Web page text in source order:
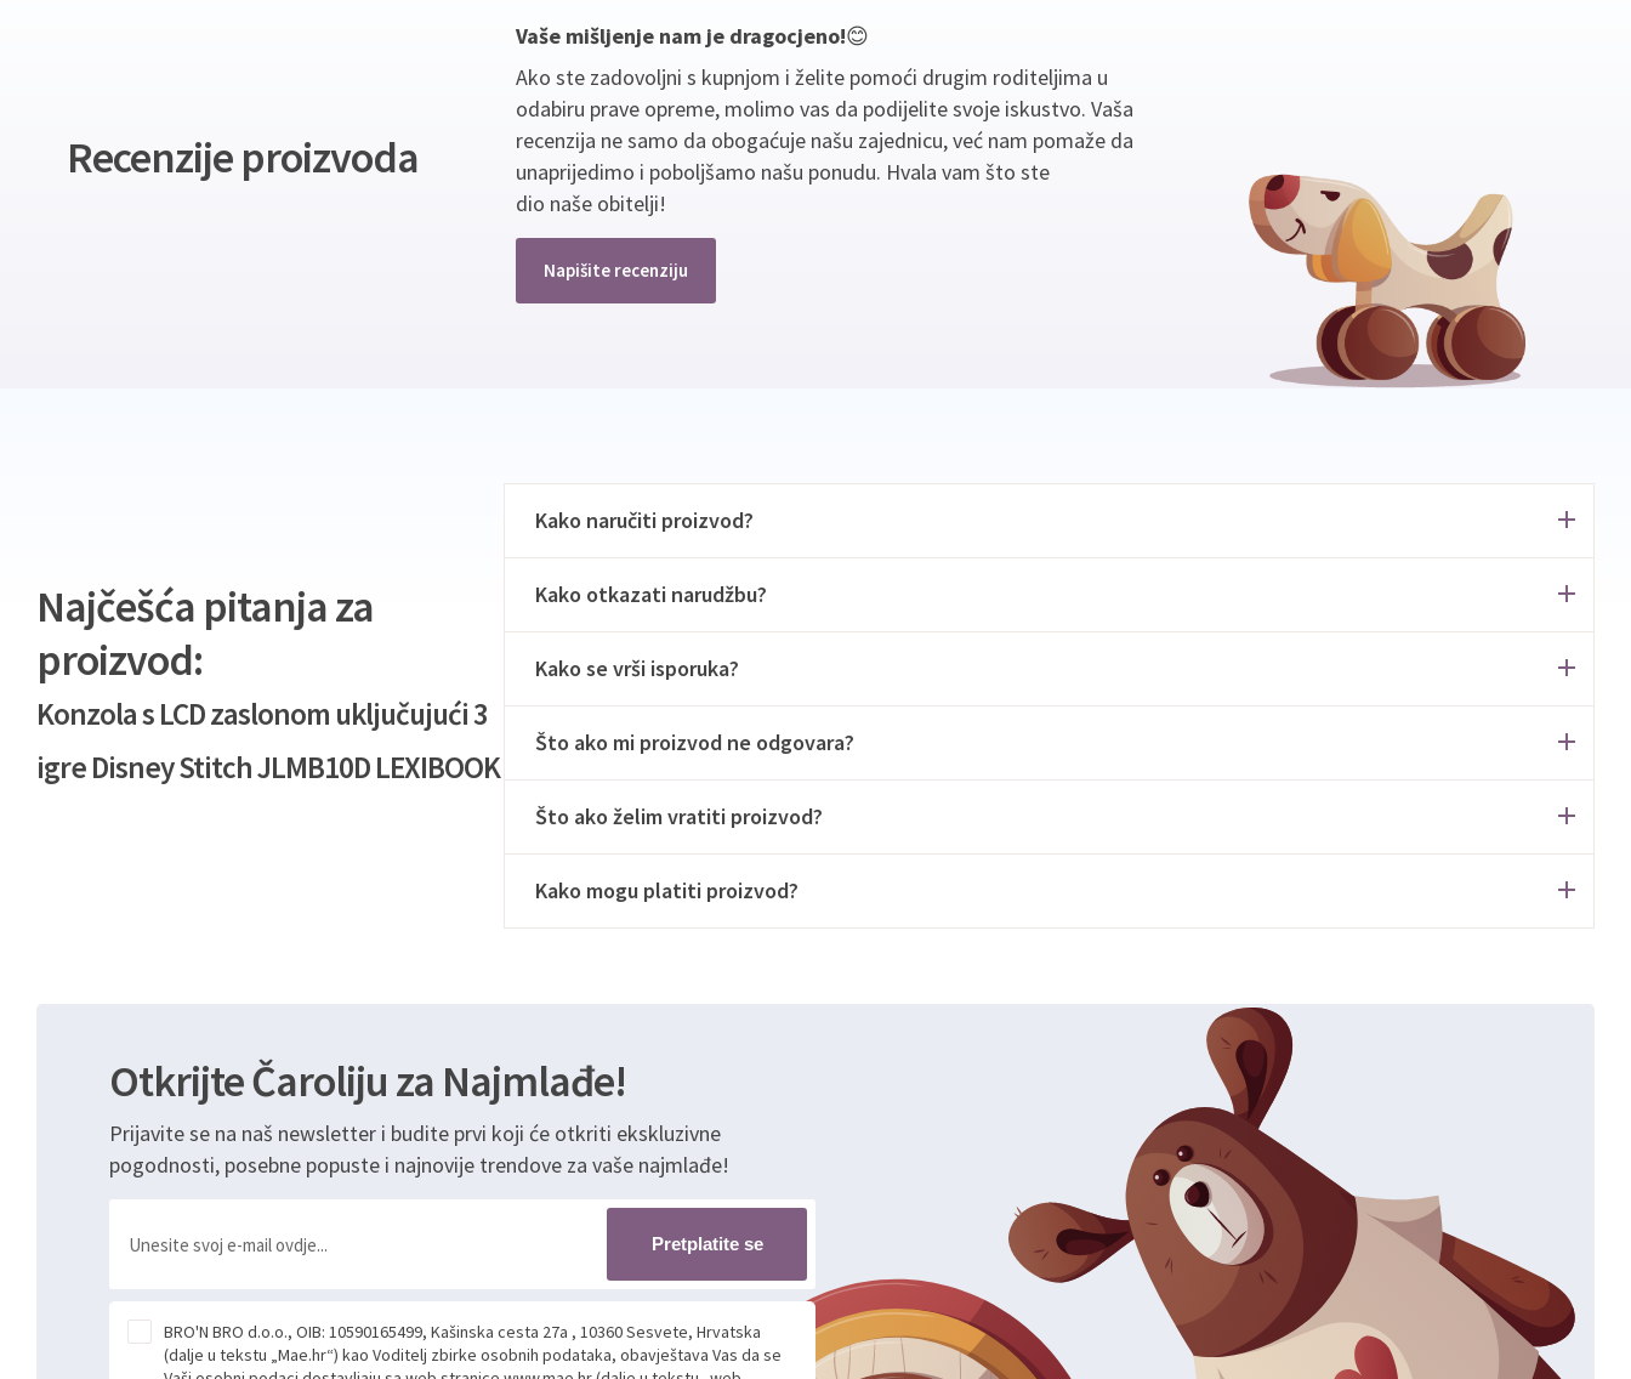
Recenzije proizvoda
Vaše mišljenje nam je dragocjeno!😊
Ako ste zadovoljni s kupnjom i želite pomoći drugim roditeljima u
odabiru prave opreme, molimo vas da podijelite svoje iskustvo. Vaša
recenzija ne samo da obogaćuje našu zajednicu, već nam pomaže da
unaprijedimo i poboljšamo našu ponudu. Hvala vam što ste
dio naše obitelji!
Napišite recenziju
Najčešća pitanja za
proizvod:
Konzola s LCD zaslonom uključujući 3
igre Disney Stitch JLMB10D LEXIBOOK
Kako naručiti proizvod?
Kako otkazati narudžbu?
Kako se vrši isporuka?
Što ako mi proizvod ne odgovara?
Što ako želim vratiti proizvod?
Kako mogu platiti proizvod?
Otkrijte Čaroliju za Najmlađe!
Prijavite se na naš newsletter i budite prvi koji će otkriti ekskluzivne
pogodnosti, posebne popuste i najnovije trendove za vaše najmlađe!
Pretplatite se
BRO'N BRO d.o.o., OIB: 10590165499, Kašinska cesta 27a , 10360 Sesvete, Hrvatska
(dalje u tekstu „Mae.hr“) kao Voditelj zbirke osobnih podataka, obavještava Vas da se